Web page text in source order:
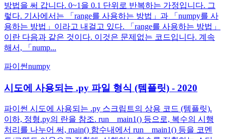
방법을 써 갑니다. 0~1을 0.1 단위로 반복하는 가정입니다. 그
렇다. 기사에서는 「range를 사용하는 방법」과 「numpy를 사
용하는 방법」이라고 내걸고 있다. 「range를 사용하는 방법」
이란 다음과 같은 것이다. 이것은 문제없는 코드입니다. 계속
해서, 「nump...
파이썬numpy
시도에 사용되는 .py 파일 형식 (템플릿) - 2020
파이썬 시도에 사용되는 .py 스크립트의 상용 코드 (템플릿).
이하, 정형.py의 란을 참조. run__main1() 등으로, 복수의 시행
처리를 나누어 써, main() 함수내에서 run__main1() 등을 코멘